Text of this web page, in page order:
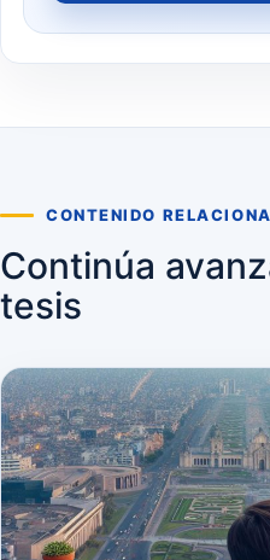
CONTENIDO
Continúa
tesis